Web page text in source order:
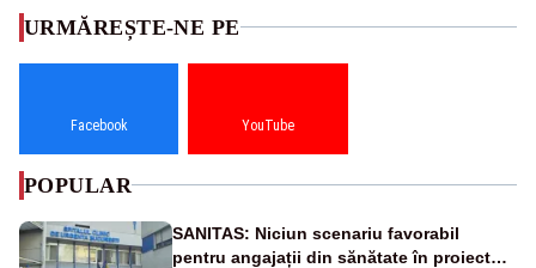
URMĂREȘTE-NE PE
Facebook YouTube
POPULAR
SANITAS: Niciun scenariu favorabil
pentru angajații din sănătate în proiectul